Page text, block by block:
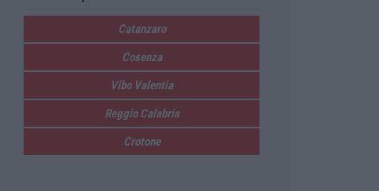
Catanzaro
Cosenza
Vibo Valentia
Reggio Calabria
Crotone